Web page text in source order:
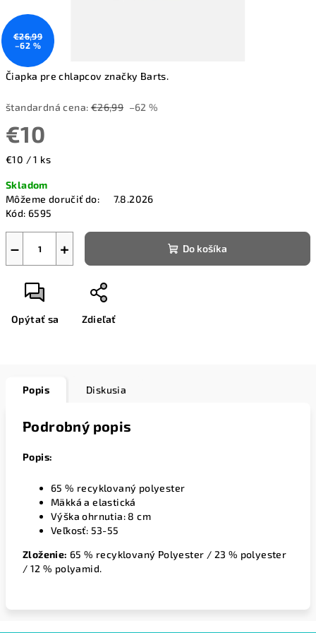
Čiapka pre chlapcov značky Barts.
štandardná cena: €26,99 –62 %
€10
Jednotková
€10 / 1 ks
Skladom
Môžeme doručiť do:
7.8.2026
Kód: 6595
+
− Do košíka
Opýtať sa Zdieľať
€26,99
–62 %
Popis Diskusia
Podrobný popis
Popis:
65 % recyklovaný polyester
Mäkká a elastická
Výška ohrnutia: 8 cm
Veľkosť: 53-55
Zloženie: 65 % recyklovaný Polyester / 23 % polyester
/ 12 % polyamid.